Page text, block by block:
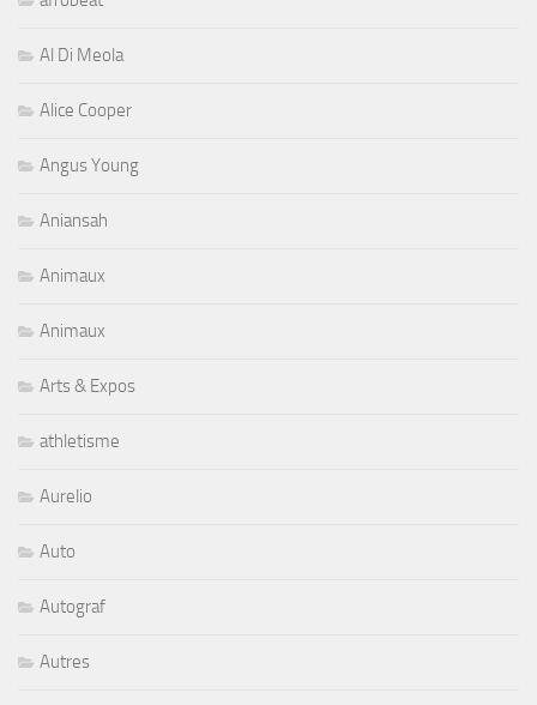
Al Di Meola
Alice Cooper
Angus Young
Aniansah
Animaux
Animaux
Arts & Expos
athletisme
Aurelio
Auto
Autograf
Autres